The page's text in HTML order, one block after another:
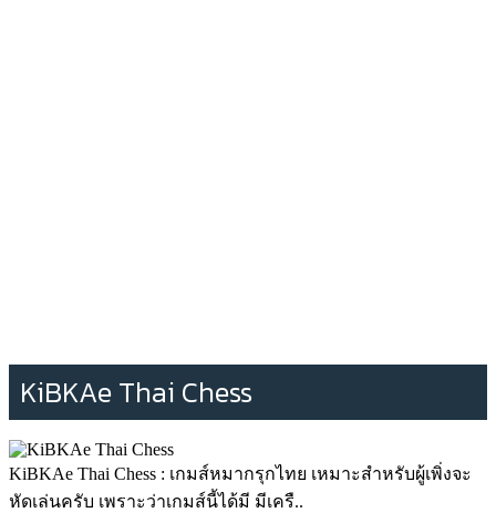
KiBKAe Thai Chess
KiBKAe Thai Chess : เกมส์หมากรุกไทย เหมาะสำหรับผู้เพิ่งจะ
หัดเล่นครับ เพราะว่าเกมส์นี้ได้มี มีเครื..